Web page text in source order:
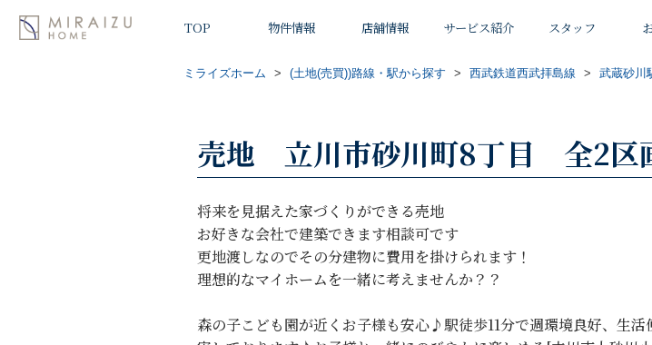
TOP 物件情報 店舗情報 サービス紹介 スタッフ
ミライズホーム > (土地(売買))路線・駅から探す > 西武鉄道西武拝島線 > 武蔵砂川
売地 立川市砂川町8丁目 全2区
将来を見据えた家づくりができる売地
お好きな会社で建築できます相談可です
更地渡しなのでその分建物に費用を掛けられます！
理想的なマイホームを一緒に考えませんか？？
森の子こども園が近くお子様も安心♪駅徒歩11分で週環境良好、生